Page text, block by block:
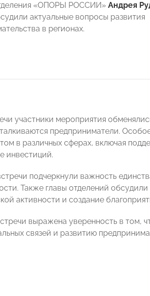
«ОПОРЫ РОССИИ» Андрея
актуальные вопросы развития
в регионах.
участники мероприятия
предприниматели.
в различных сферах, включая
инвестиций.
подчеркнули важность
Также главы отделений
активности и создание
выражена уверенность в том,
связей и развитию